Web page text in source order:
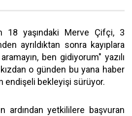
18 yaşındaki Merve Çifçi, 3
ayrıldıktan sonra kayıplara
ben gidiyorum" yazılı
o günden bu yana haber
endişeli bekleyişi sürüyor.
ardından yetkililere başvuran